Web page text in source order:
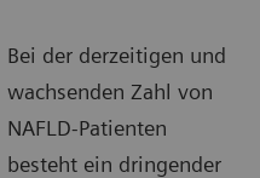
Bei der derzeitigen und
wachsenden Zahl von
NAFLD-Patienten
besteht ein dringender